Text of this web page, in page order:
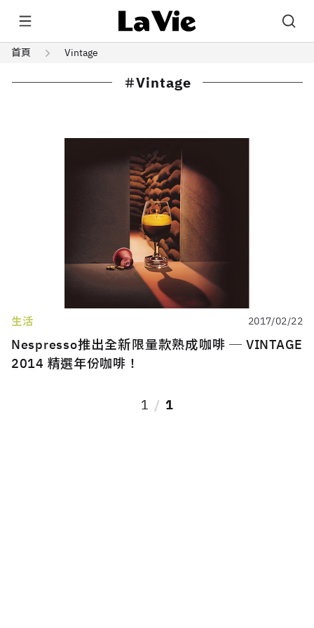
首頁 Vintage
Vintage
生活 2017/02/22
Nespresso推出全新限量款熟成咖啡 ─ VINTAGE
2014 精選年份咖啡！
1 1